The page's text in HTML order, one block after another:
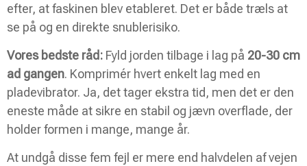
efter, at faskinen blev etableret. Det er både træls at
se på og en direkte snublerisiko.
Vores bedste råd: Fyld jorden tilbage i lag på 20-30 cm
ad gangen. Komprimér hvert enkelt lag med en
pladevibrator. Ja, det tager ekstra tid, men det er den
eneste måde at sikre en stabil og jævn overflade, der
holder formen i mange, mange år.
At undgå disse fem fejl er mere end halvdelen af vejen